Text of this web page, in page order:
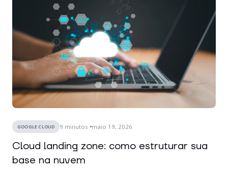
GOOGLE CLOUD 9 minutos maio 19, 2026
Cloud landing zone: como estruturar sua
base na nuvem